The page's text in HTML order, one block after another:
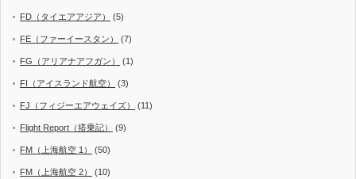
FD（タイエアアジア） (5)
FE（ファーイースタン） (7)
FG（アリアナアフガン） (1)
FI（アイスランド航空） (3)
FJ（フィジーエアウェイズ） (11)
Flight Report（搭乗記） (9)
FM（上海航空 1） (50)
FM（上海航空 2） (10)